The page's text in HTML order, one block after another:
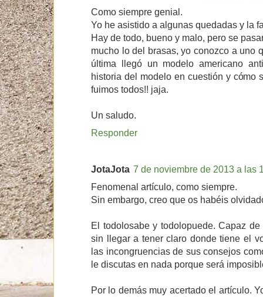
Como siempre genial.
Yo he asistido a algunas quedadas y la
Hay de todo, bueno y malo, pero se
mucho lo del brasas, yo conozco a uno
última llegó un modelo americano
historia del modelo en cuestión y cómo
fuimos todos!! jaja.
Un saludo.
Responder
JotaJota 7 de noviembre de 2013 a las
Fenomenal artículo, como siempre.
Sin embargo, creo que os habéis
El todolosabe y todolopuede. Capaz
sin llegar a tener claro donde tiene el
las incongruencias de sus consejos
le discutas en nada porque será
Por lo demás muy acertado el artículo.